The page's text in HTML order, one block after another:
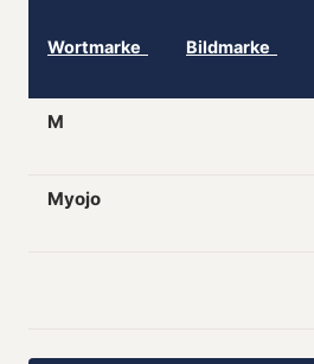
Wortmarke Bildmarke
M
Myojo